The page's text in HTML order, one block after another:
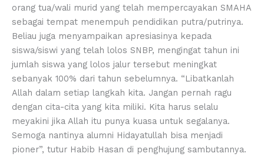
orang tua/wali murid yang telah mempercayakan SMAHA
sebagai tempat menempuh pendidikan putra/putrinya.
Beliau juga menyampaikan apresiasinya kepada
siswa/siswi yang telah lolos SNBP, mengingat tahun ini
jumlah siswa yang lolos jalur tersebut meningkat
sebanyak 100% dari tahun sebelumnya. “Libatkanlah
Allah dalam setiap langkah kita. Jangan pernah ragu
dengan cita-cita yang kita miliki. Kita harus selalu
meyakini jika Allah itu punya kuasa untuk segalanya.
Semoga nantinya alumni Hidayatullah bisa menjadi
pioner”, tutur Habib Hasan di penghujung sambutannya.